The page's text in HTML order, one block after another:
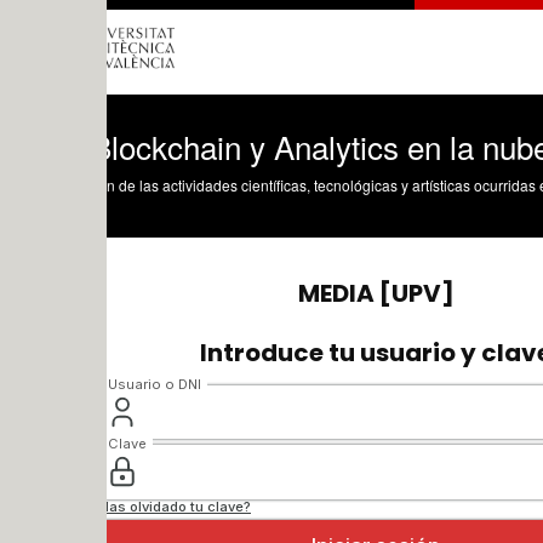
y Analytics en la nube
de las actividades científicas, tecnológicas y artísticas ocurridas en los tres